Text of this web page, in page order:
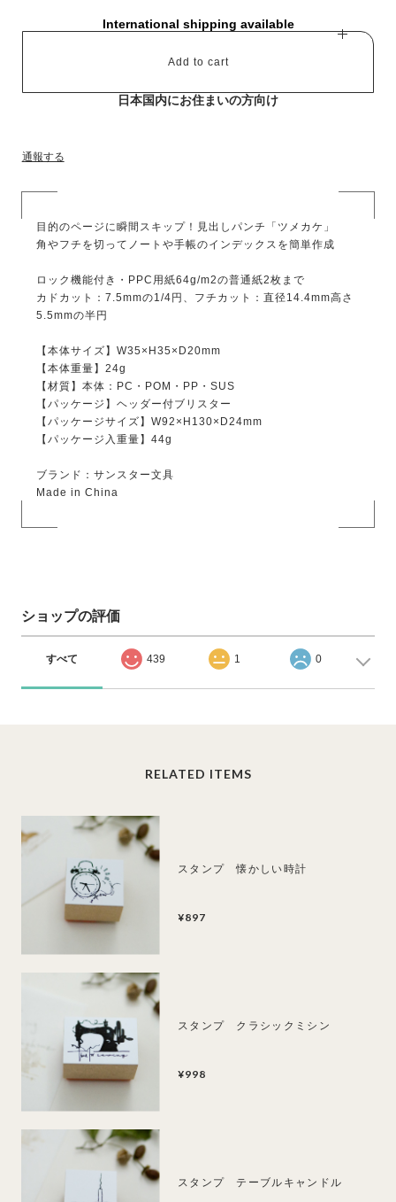
International shipping available
Add to cart
日本国内にお住まいの方向け
通報する
目的のページに瞬間スキップ！見出しパンチ「ツメカケ」
角やフチを切ってノートや手帳のインデックスを簡単作成
ロック機能付き・PPC用紙64g/m2の普通紙2枚まで
カドカット：7.5mmの1/4円、フチカット：直径14.4mm高さ
5.5mmの半円
【本体サイズ】W35×H35×D20mm
【本体重量】24g
【材質】本体：PC・POM・PP・SUS
【パッケージ】ヘッダー付ブリスター
【パッケージサイズ】W92×H130×D24mm
【パッケージ入重量】44g
ブランド：サンスター文具
Made in China
ショップの評価
すべて 439 1 0
RELATED ITEMS
スタンプ 懐かしい時計
¥897
スタンプ クラシックミシン
¥998
スタンプ テーブルキャンドル